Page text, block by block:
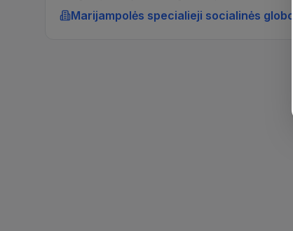
Marijampolės specialieji socialinės